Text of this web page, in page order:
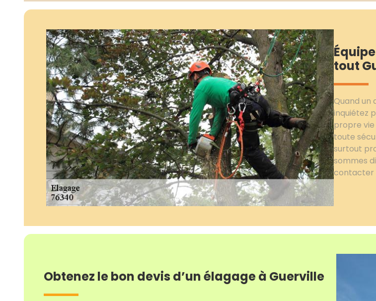
tout
Quand un
inquiétez
propre
toute
surtout
sommes
contacter
Obtenez le bon devis d’un élagage à Guerville